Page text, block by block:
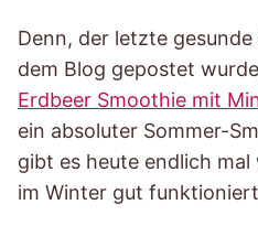
Denn, der letzte
dem Blog gepostet
Erdbeer Smoothie mit
ein absoluter Sommer-
gibt es heute endlich
im Winter gut